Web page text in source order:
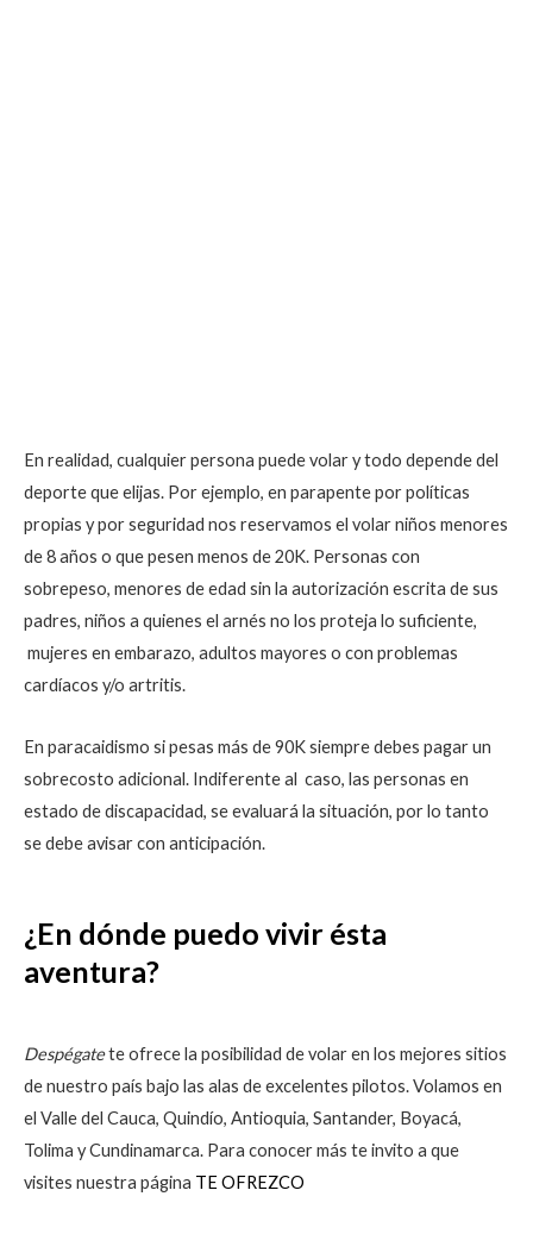
En realidad, cualquier persona puede volar y todo depende del
deporte que elijas. Por ejemplo, en parapente por políticas
propias y por seguridad nos reservamos el volar niños menores
de 8 años o que pesen menos de 20K. Personas con
sobrepeso, menores de edad sin la autorización escrita de sus
padres, niños a quienes el arnés no los proteja lo suficiente,
mujeres en embarazo, adultos mayores o con problemas
cardíacos y/o artritis.
En paracaidismo si pesas más de 90K siempre debes pagar un
sobrecosto adicional. Indiferente al caso, las personas en
estado de discapacidad, se evaluará la situación, por lo tanto
se debe avisar con anticipación.
¿En dónde puedo vivir ésta
aventura?
Despégatete ofrece la posibilidad de volar en los mejores sitios
de nuestro país bajo las alas de excelentes pilotos. Volamos en
el Valle del Cauca, Quindío, Antioquia, Santander, Boyacá,
Tolima y Cundinamarca. Para conocer más te invito a que
visites nuestra página TE OFREZCO